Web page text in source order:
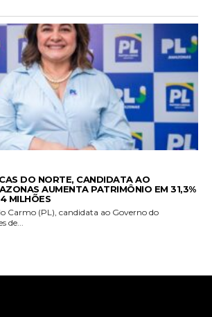
DO NORTE, CANDIDATA AO
AUMENTA PATRIMÔNIO EM 31,3%
MILHÕES
Carmo (PL), candidata ao Governo do
de...